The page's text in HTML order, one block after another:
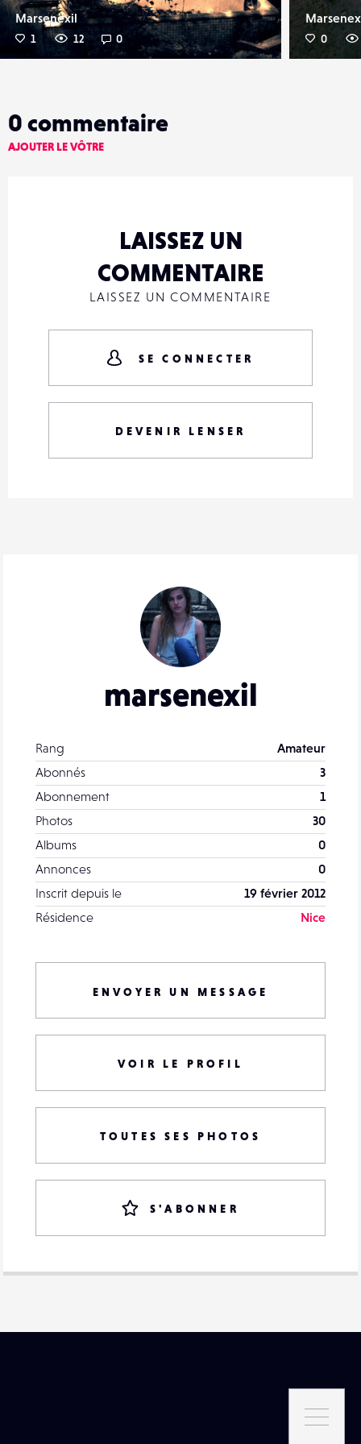
Marsenexil
1 12 0 0
marsenexil
Rang
Amateur
Abonnés
3
Abonnement
1
Photos
30
Albums
0
Annonces
0
Inscrit depuis le
19 février 2012
Résidence
Nice
ENVOYER UN MESSAGE
VOIR LE PROFIL
TOUTES SES PHOTOS
S'ABONNER
0 commentaire
AJOUTER LE VÔTRE
LAISSEZ UN
COMMENTAIRE
LAISSEZ UN COMMENTAIRE
SE CONNECTER
DEVENIR LENSER